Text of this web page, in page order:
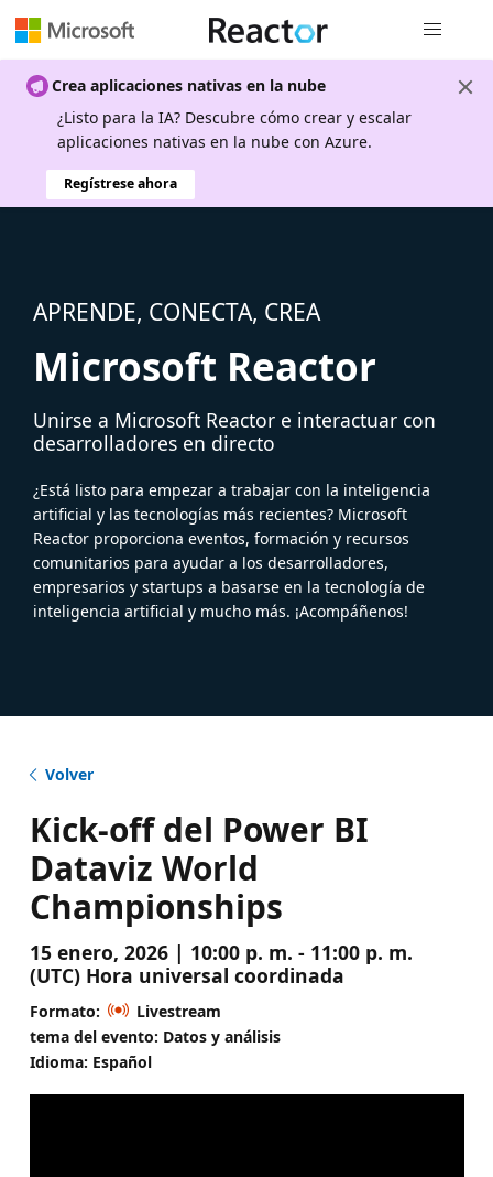
Crea aplicaciones nativas en la nube
¿Listo para la IA? Descubre cómo crear y escalar
aplicaciones nativas en la nube con Azure.
Regístrese ahora
APRENDE, CONECTA, CREA
Microsoft Reactor
Unirse a Microsoft Reactor e interactuar con
desarrolladores en directo
¿Está listo para empezar a trabajar con la inteligencia
artificial y las tecnologías más recientes? Microsoft
Reactor proporciona eventos, formación y recursos
comunitarios para ayudar a los desarrolladores,
empresarios y startups a basarse en la tecnología de
inteligencia artificial y mucho más. ¡Acompáñenos!
Volver
Kick-off del Power BI
Dataviz World
Championships
15 enero, 2026 | 10:00 p. m. - 11:00 p. m.
(UTC) Hora universal coordinada
Formato:
Livestream
tema del evento: Datos y análisis
Idioma: Español